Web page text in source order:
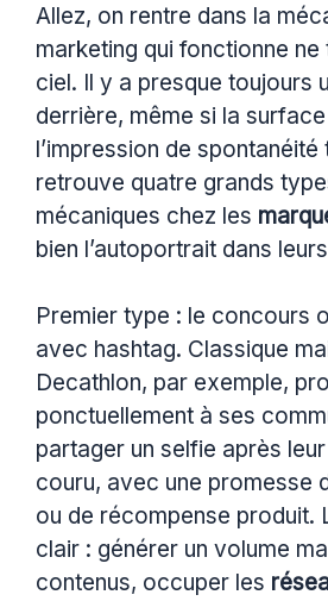
Allez, on rentre dans la
marketing qui fonctionne ne
ciel. Il y a presque toujours
derrière, même si la
l’impression de spontanéité
retrouve quatre grands
mécaniques chez les
bien l’autoportrait dans
Premier type : le concours
avec hashtag. Classique
Decathlon, par exemple,
ponctuellement à ses
partager un selfie après
couru, avec une promesse
ou de récompense produit.
clair : générer un volume
contenus, occuper les